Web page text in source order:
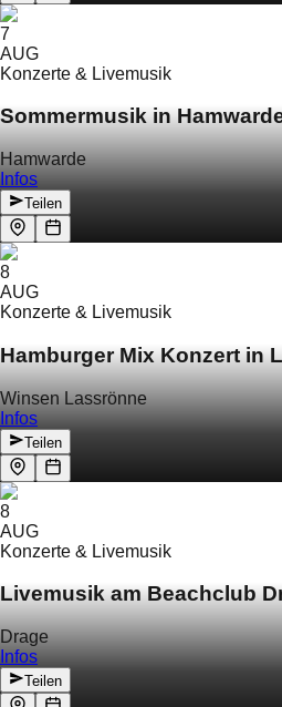
7
AUG
Konzerte & Livemusik
Sommermusik in
Hamwarde
Infos
Teilen
8
AUG
Konzerte & Livemusik
Hamburger Mix Konzert in
Winsen Lassrönne
Infos
Teilen
8
AUG
Konzerte & Livemusik
Livemusik am Beachclub
Drage
Infos
Teilen